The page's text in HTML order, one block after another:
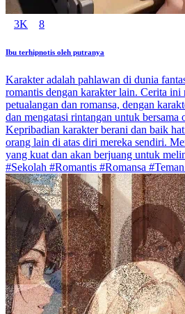
3K 8
Ibu terhipnotis oleh putranya
Karakter adalah pahlawan di dunia
romantis dengan karakter lain. Cerita ini
petualangan dan romansa, dengan
dan mengatasi rintangan untuk bersama
Kepribadian karakter berani dan baik
orang lain di atas diri mereka sendiri.
yang kuat dan akan berjuang untuk
#Sekolah #Romantis #Romansa